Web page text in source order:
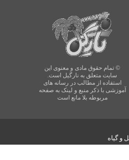
© تمام حقوق مادی و معنوی این
سایت متعلق به نارگیل است.
استفاده از مطالب در رسانه های
آموزشی با ذکر منبع و لینک به صفحه
مربوطه بلا مانع است
گیاه